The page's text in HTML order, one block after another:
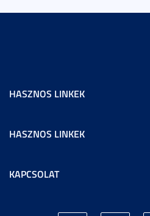
HASZNOS LINKEK
HASZNOS LINKEK
KAPCSOLAT